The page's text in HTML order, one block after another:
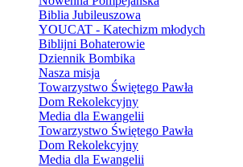
Biblia Jubileuszowa
YOUCAT - Katechizm młodych
Biblijni Bohaterowie
Dziennik Bombika
Nasza misja
Towarzystwo Świętego Pawła
Dom Rekolekcyjny
Media dla Ewangelii
Towarzystwo Świętego Pawła
Dom Rekolekcyjny
Media dla Ewangelii